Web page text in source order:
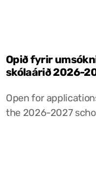
Opið fyrir
skólaárið 2026-
Open for
the 2026-2027